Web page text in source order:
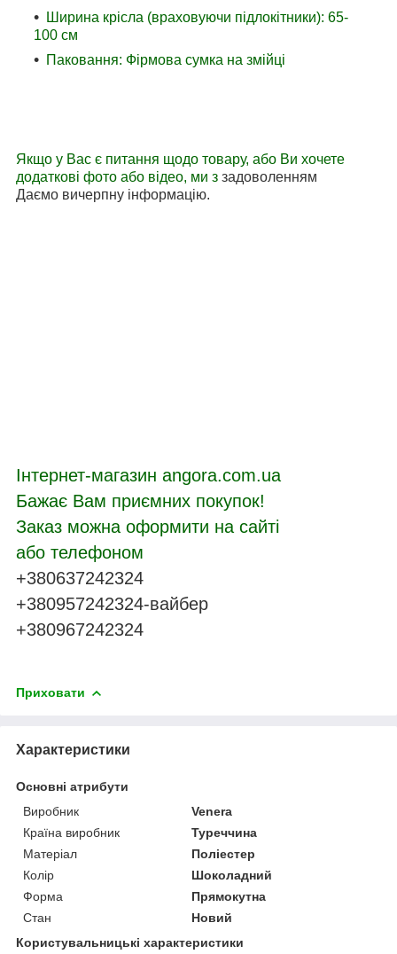
Ширина крісла (враховуючи підлокітники): 65-
100 см
Паковання: Фірмова сумка на змійці
Якщо у Вас є питання щодо товару, або Ви хочете
додаткові фото або відео, ми з задоволенням
Даємо вичерпну інформацію.
Інтернет-магазин angora.com.ua
Бажає Вам приємних покупок!
Заказ можна оформити на сайті
або телефоном
+380637242324
+380957242324-вайбер
+380967242324
Приховати
Характеристики
Основні атрибути
Виробник
Venera
Країна виробник
Туреччина
Матеріал
Поліестер
Колір
Шоколадний
Форма
Прямокутна
Стан
Новий
Користувальницькі характеристики